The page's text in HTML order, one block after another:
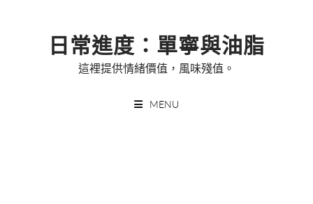
日常進度：單寧與油脂
這裡提供情緒價值，風味殘值。
MENU